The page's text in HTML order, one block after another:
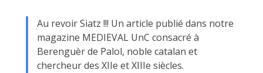
Au revoir Siatz !!! Un article publié dans notre
magazine MEDIEVAL UnC consacré à
Berenguèr de Palol, noble catalan et
chercheur des XIIe et XIIIe siècles.